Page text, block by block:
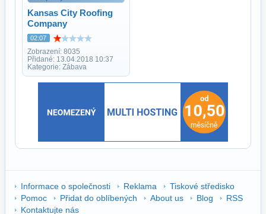
Kansas City Roofing
Company
02:07
Zobrazení: 8035
Přidané: 13.04.2018 10:37
Kategorie: Zábava
Informace o společnosti Reklama
Tiskové středisko
Pomoc
Přidat do oblíbených About us Blog
RSS
Kontaktujte nás